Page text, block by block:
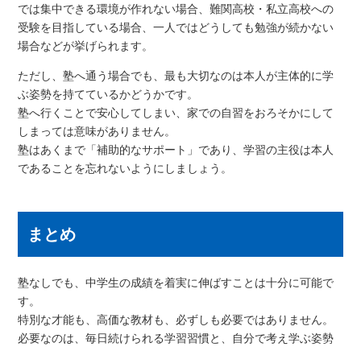
では集中できる環境が作れない場合、難関高校・私立高校への
受験を目指している場合、一人ではどうしても勉強が続かない
場合などが挙げられます。
ただし、塾へ通う場合でも、最も大切なのは本人が主体的に学
ぶ姿勢を持てているかどうかです。
塾へ行くことで安心してしまい、家での自習をおろそかにして
しまっては意味がありません。
塾はあくまで「補助的なサポート」であり、学習の主役は本人
であることを忘れないようにしましょう。
まとめ
塾なしでも、中学生の成績を着実に伸ばすことは十分に可能で
す。
特別な才能も、高価な教材も、必ずしも必要ではありません。
必要なのは、毎日続けられる学習習慣と、自分で考え学ぶ姿勢